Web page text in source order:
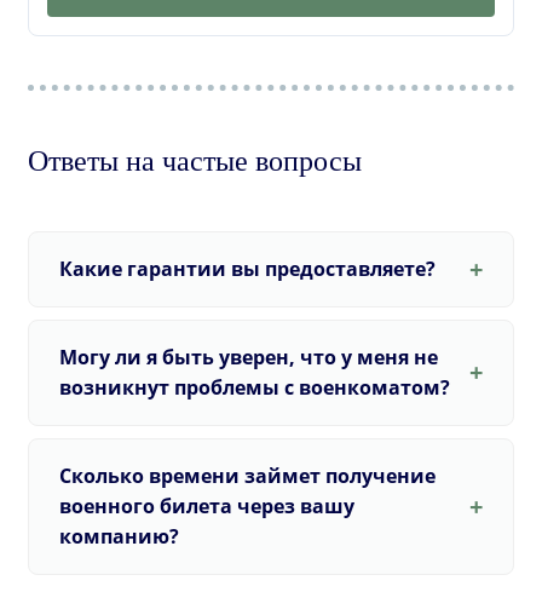
Ответы на частые вопросы
Какие гарантии вы предоставляете?
Могу ли я быть уверен, что у меня не
возникнут проблемы с военкоматом?
Сколько времени займет получение
военного билета через вашу
компанию?